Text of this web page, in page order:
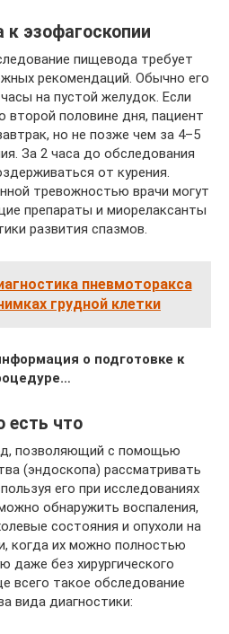
к эзофагоскопии
пищевода требует
рекомендаций. Обычно его
на пустой желудок. Если
второй половине дня, пациент
но не позже чем за 4–5
За 2 часа до обследования
от курения.
тревожностью врачи могут
препараты и миорелаксанты
развития спазмов.
пневмоторакса
грудной клетки
о подготовке к
есть что
позволяющий с помощью
(эндоскопа) рассматривать
его при исследованиях
обнаружить воспаления,
состояния и опухоли на
когда их можно полностью
даже без хирургического
всего такое обследование
вида диагностики: